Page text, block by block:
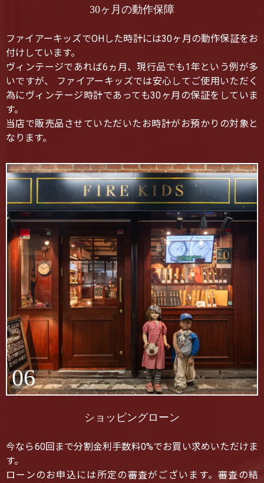
30ヶ月の動作保障
ファイアーキッズでOHした時計には30ヶ月の動作保証をお
付けしています。
ヴィンテージであれば6ヵ月、現行品でも1年という例が多
いですが、 ファイアーキッズでは安心してご使用いただく
為にヴィンテージ時計であっても30ヶ月の保証をしていま
す。
当店で販売品させていただいたお時計がお預かりの対象と
なります。
06
ショッピングローン
今なら60回まで分割金利手数料0%でお買い求めいただけま
す。
ローンのお申込には所定の審査がございます。審査の結